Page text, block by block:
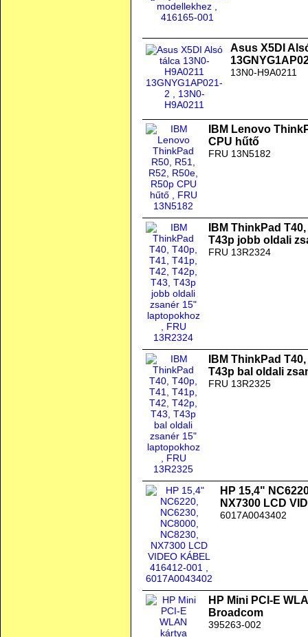
Asus X5DI
13N0-H9A0211
IBM Lenovo
CPU hűtő
FRU 13N5182
IBM ThinkPad
T43p jobb oldali
FRU 13R2324
IBM ThinkPad
T43p bal oldali
FRU 13R2325
HP 15,4"
NX7300 LCD
6017A0043402
HP Mini PCI-E
Broadcom
395263-002